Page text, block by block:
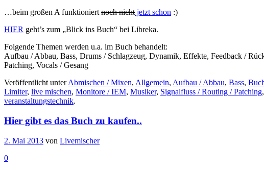
…beim großen A funktioniert noch nicht jetzt schon :)
HIER geht’s zum „Blick ins Buch“ bei Libreka.
Folgende Themen werden u.a. im Buch behandelt:
Aufbau / Abbau, Bass, Drums / Schlagzeug, Dynamik, Effekte, Feedback /
Patching, Vocals / Gesang
Veröffentlicht unterAbmischen / Mixen, Allgemein, Aufbau / Abbau, Bass,
Limiter, live mischen, Monitore / IEM, Musiker, Signalfluss / Routing / Patching,
veranstaltungstechnik.
Hier gibt es das Buch zu kaufen..
2. Mai 2013 von Livemischer
0